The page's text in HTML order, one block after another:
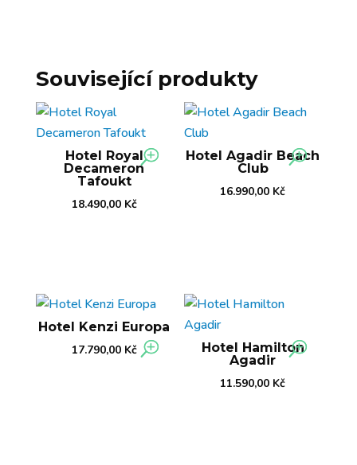
Související produkty
Hotel Royal
Decameron
Tafoukt
18.490,00 Kč
Hotel Agadir Beach
Club
16.990,00 Kč
Hotel Kenzi Europa
17.790,00 Kč
Hotel Hamilton
Agadir
11.590,00 Kč